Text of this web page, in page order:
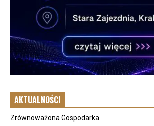
AKTUALNOŚCI
Zrównoważona Gospodarka